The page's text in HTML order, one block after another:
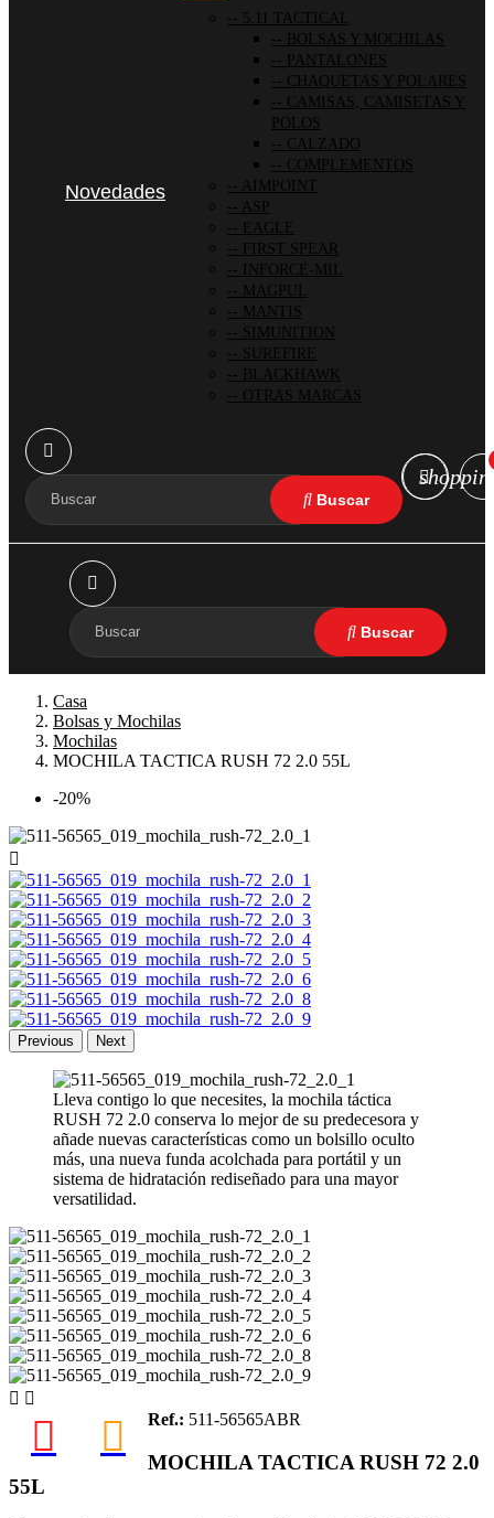
Novedades
5.11 TACTICAL
BOLSAS Y MOCHILAS
PANTALONES
CHAQUETAS Y POLARES
CAMISAS, CAMISETAS Y
POLOS
CALZADO
COMPLEMENTOS
AIMPOINT
ASP
EAGLE
FIRST SPEAR
INFORCE-MIL
MAGPUL
MANTIS
SIMUNITION
SUREFIRE
BLACKHAWK
OTRAS MARCAS
Casa
Bolsas y Mochilas
Mochilas
MOCHILA TACTICA RUSH 72 2.0 55L
-20%

Previous Next
Lleva contigo lo que necesites, la mochila táctica
RUSH 72 2.0 conserva lo mejor de su predecesora y
añade nuevas características como un bolsillo oculto
más, una nueva funda acolchada para portátil y un
sistema de hidratación rediseñado para una mayor
versatilidad.
 
Ref.: 511-56565ABR
MOCHILA TACTICA RUSH 72 2.0
55L